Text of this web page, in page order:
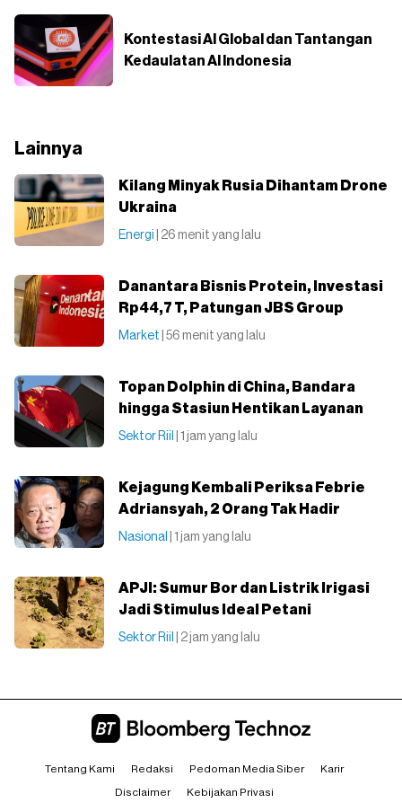
Kontestasi AI Global dan Tantangan
Kedaulatan AI Indonesia
Lainnya
Kilang Minyak Rusia Dihantam Drone
Ukraina
Energi | 26 menit yang lalu
Danantara Bisnis Protein, Investasi
Rp44,7 T, Patungan JBS Group
Market | 56 menit yang lalu
Topan Dolphin di China, Bandara
hingga Stasiun Hentikan Layanan
Sektor Riil | 1 jam yang lalu
Kejagung Kembali Periksa Febrie
Adriansyah, 2 Orang Tak Hadir
Nasional | 1 jam yang lalu
APJI: Sumur Bor dan Listrik Irigasi
Jadi Stimulus Ideal Petani
Sektor Riil | 2 jam yang lalu
Tentang Kami Redaksi Pedoman Media Siber Karir
Disclaimer Kebijakan Privasi